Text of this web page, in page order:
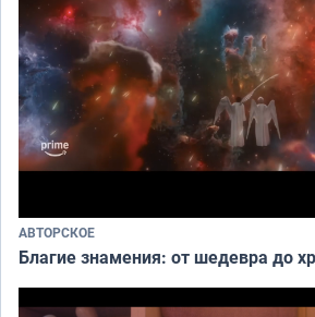
АВТОРСКОЕ
Благие знамения: от шедевра до